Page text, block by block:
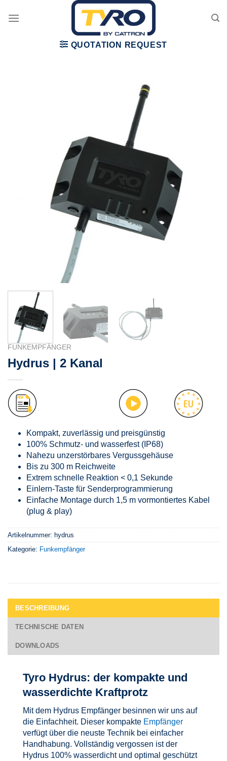
QUOTATION REQUEST
FUNKEMPFÄNGER
Hydrus | 2 Kanal
Kompakt, zuverlässig und preisgünstig
100% Schmutz- und wasserfest (IP68)
Nahezu unzerstörbares Vergussgehäuse
Bis zu 300 m Reichweite
Extrem schnelle Reaktion < 0,1 Sekunde
Einlern-Taste für Senderprogrammierung
Einfache Montage durch 1,5 m vormontiertes Kabel
(plug & play)
Artikelnummer: hydrus
Kategorie: Funkempfänger
BESCHREIBUNG
TECHNISCHE DATEN
DOWNLOADS
Tyro Hydrus: der kompakte und
wasserdichte Kraftprotz
Mit dem Hydrus Empfänger besinnen wir uns auf
die Einfachheit. Dieser kompakte Empfänger
verfügt über die neuste Technik bei einfacher
Handhabung. Vollständig vergossen ist der
Hydrus 100% wasserdicht und optimal geschützt